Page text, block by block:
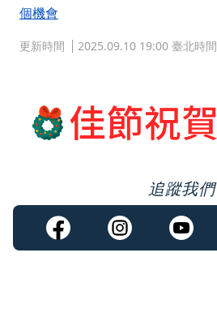
個機會
更新時間 2025.09.10 19:00 臺北時間
追蹤我們